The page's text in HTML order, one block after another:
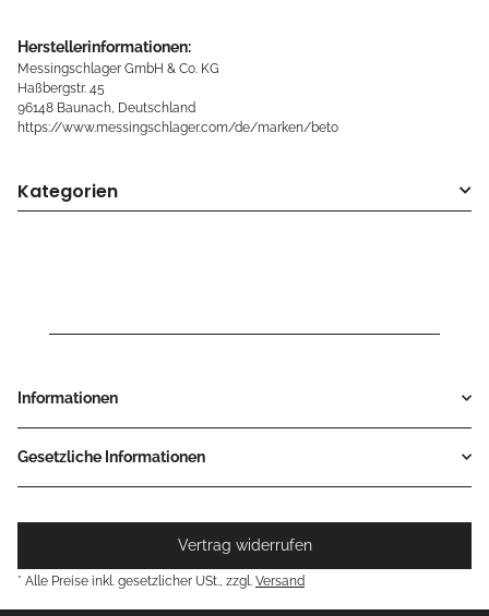
Herstellerinformationen:
Messingschlager GmbH & Co. KG
Haßbergstr. 45
96148 Baunach, Deutschland
https://www.messingschlager.com/de/marken/beto
Kategorien
Informationen
Gesetzliche Informationen
Vertrag widerrufen
* Alle Preise inkl. gesetzlicher USt., zzgl. Versand